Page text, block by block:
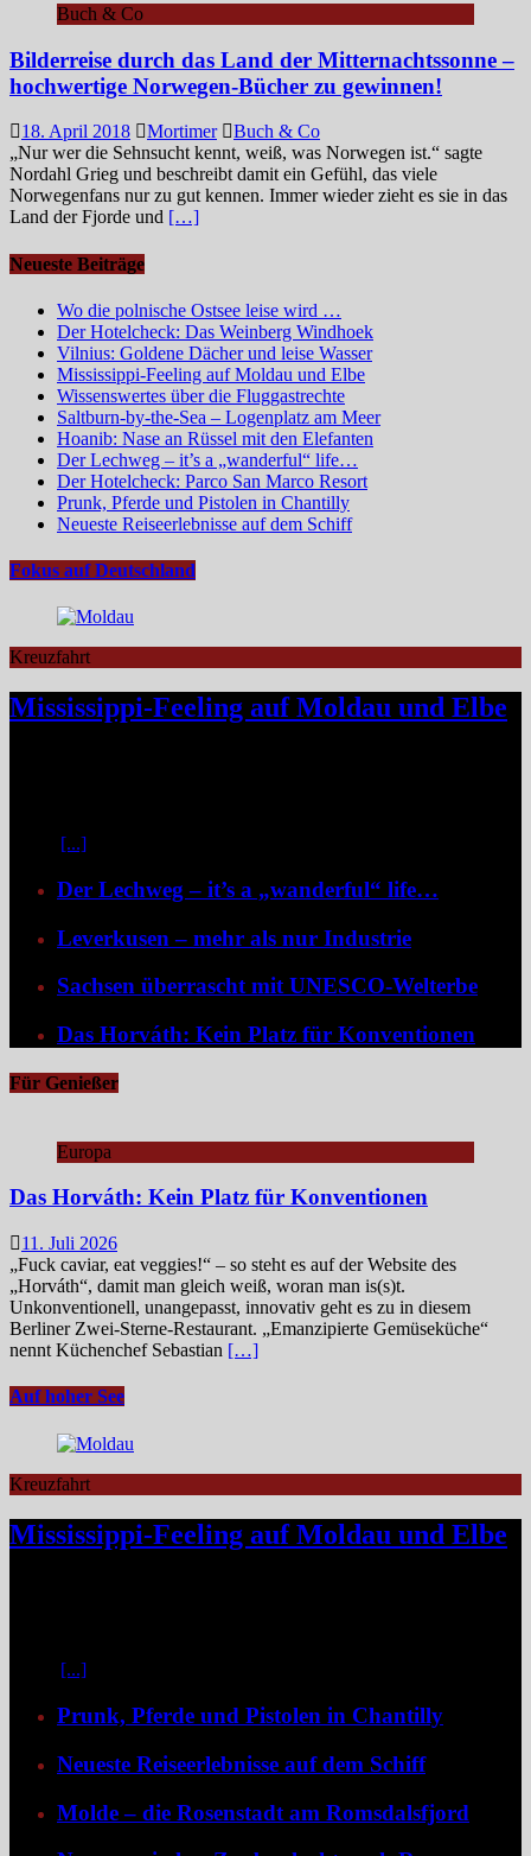
Buch & Co
Bilderreise durch das Land der Mitternachtssonne –
hochwertige Norwegen-Bücher zu gewinnen!
18. April 2018 Mortimer
Buch & Co
„Nur wer die Sehnsucht kennt, weiß, was Norwegen ist.“ sagte
Nordahl Grieg und beschreibt damit ein Gefühl, das viele
Norwegenfans nur zu gut kennen. Immer wieder zieht es sie in das
Land der Fjorde und […]
Neueste Beiträge
Wo die polnische Ostsee leise wird …
Der Hotelcheck: Das Weinberg Windhoek
Vilnius: Goldene Dächer und leise Wasser
Mississippi-Feeling auf Moldau und Elbe
Wissenswertes über die Fluggastrechte
Saltburn-by-the-Sea – Logenplatz am Meer
Hoanib: Nase an Rüssel mit den Elefanten
Der Lechweg – it’s a „wanderful“ life…
Der Hotelcheck: Parco San Marco Resort
Prunk, Pferde und Pistolen in Chantilly
Neueste Reiseerlebnisse auf dem Schiff
Fokus auf Deutschland
Kreuzfahrt
Mississippi-Feeling auf Moldau und Elbe
[...]
Der Lechweg – it’s a „wanderful“ life…
Leverkusen – mehr als nur Industrie
Sachsen überrascht mit UNESCO-Welterbe
Das Horváth: Kein Platz für Konventionen
Für Genießer
Europa
Das Horváth: Kein Platz für Konventionen
11. Juli 2026
„Fuck caviar, eat veggies!“ – so steht es auf der Website des
„Horváth“, damit man gleich weiß, woran man is(s)t.
Unkonventionell, unangepasst, innovativ geht es zu in diesem
Berliner Zwei-Sterne-Restaurant. „Emanzipierte Gemüseküche“
nennt Küchenchef Sebastian […]
Auf hoher See
Kreuzfahrt
Mississippi-Feeling auf Moldau und Elbe
[...]
Prunk, Pferde und Pistolen in Chantilly
Neueste Reiseerlebnisse auf dem Schiff
Molde – die Rosenstadt am Romsdalsfjord